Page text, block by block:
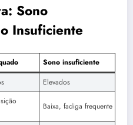
Sono
Insuficiente
Sono insuficiente
Elevados
Baixa, fadiga frequente